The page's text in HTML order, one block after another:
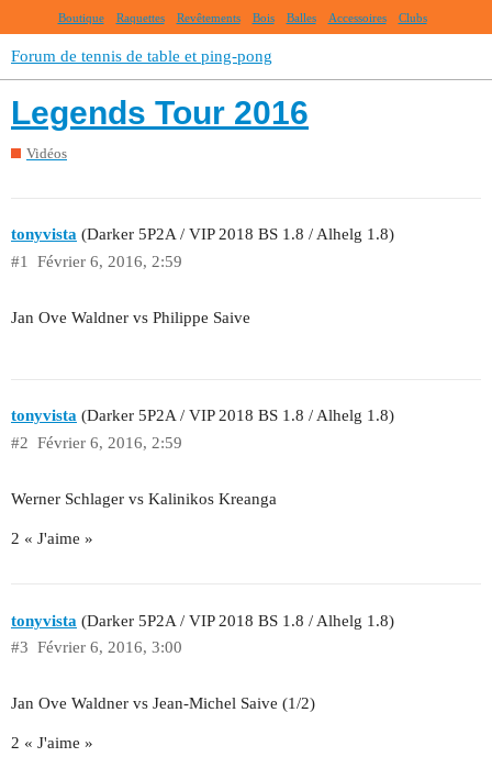
Boutique Raquettes Revêtements Bois Balles Accessoires Clubs
Forum de tennis de table et ping-pong
Legends Tour 2016
Vidéos
tonyvista (Darker 5P2A / VIP 2018 BS 1.8 / Alhelg 1.8)
Février 6, 2016, 2:59
#1
Jan Ove Waldner vs Philippe Saive
tonyvista (Darker 5P2A / VIP 2018 BS 1.8 / Alhelg 1.8)
Février 6, 2016, 2:59
#2
Werner Schlager vs Kalinikos Kreanga
2 « J'aime »
tonyvista (Darker 5P2A / VIP 2018 BS 1.8 / Alhelg 1.8)
Février 6, 2016, 3:00
#3
Jan Ove Waldner vs Jean-Michel Saive (1/2)
2 « J'aime »